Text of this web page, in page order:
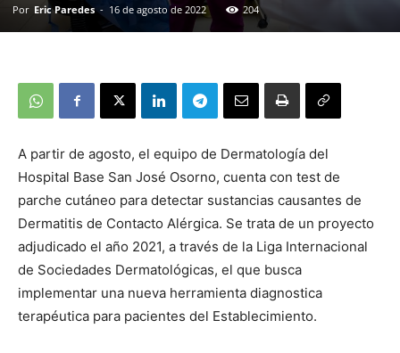
Por Eric Paredes - 16 de agosto de 2022 204
A partir de agosto, el equipo de Dermatología del
Hospital Base San José Osorno, cuenta con test de
parche cutáneo para detectar sustancias causantes de
Dermatitis de Contacto Alérgica. Se trata de un proyecto
adjudicado el año 2021, a través de la Liga Internacional
de Sociedades Dermatológicas, el que busca
implementar una nueva herramienta diagnostica
terapéutica para pacientes del Establecimiento.